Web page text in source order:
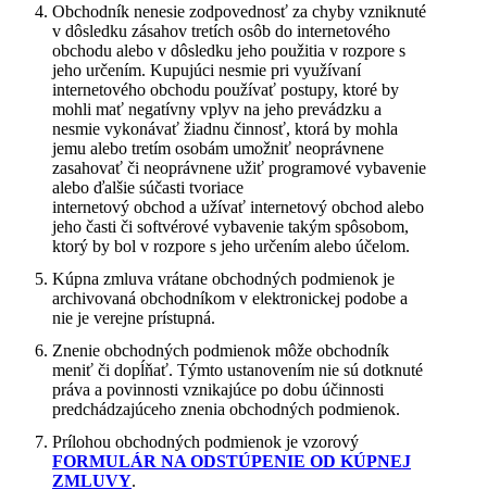
Obchodník nenesie zodpovednosť za chyby vzniknuté
v dôsledku zásahov tretích osôb do internetového
obchodu alebo v dôsledku jeho použitia v rozpore s
jeho určením. Kupujúci nesmie pri využívaní
internetového obchodu používať postupy, ktoré by
mohli mať negatívny vplyv na jeho prevádzku a
nesmie vykonávať žiadnu činnosť, ktorá by mohla
jemu alebo tretím osobám umožniť neoprávnene
zasahovať či neoprávnene užiť programové vybavenie
alebo ďalšie súčasti tvoriace
internetový obchod a užívať internetový obchod alebo
jeho časti či softvérové vybavenie takým spôsobom,
ktorý by bol v rozpore s jeho určením alebo účelom.
Kúpna zmluva vrátane obchodných podmienok je
archivovaná obchodníkom v elektronickej podobe a
nie je verejne prístupná.
Znenie obchodných podmienok môže obchodník
meniť či dopĺňať. Týmto ustanovením nie sú dotknuté
práva a povinnosti vznikajúce po dobu účinnosti
predchádzajúceho znenia obchodných podmienok.
Prílohou obchodných podmienok je vzorový
FORMULÁR NA ODSTÚPENIE OD KÚPNEJ
ZMLUVY.